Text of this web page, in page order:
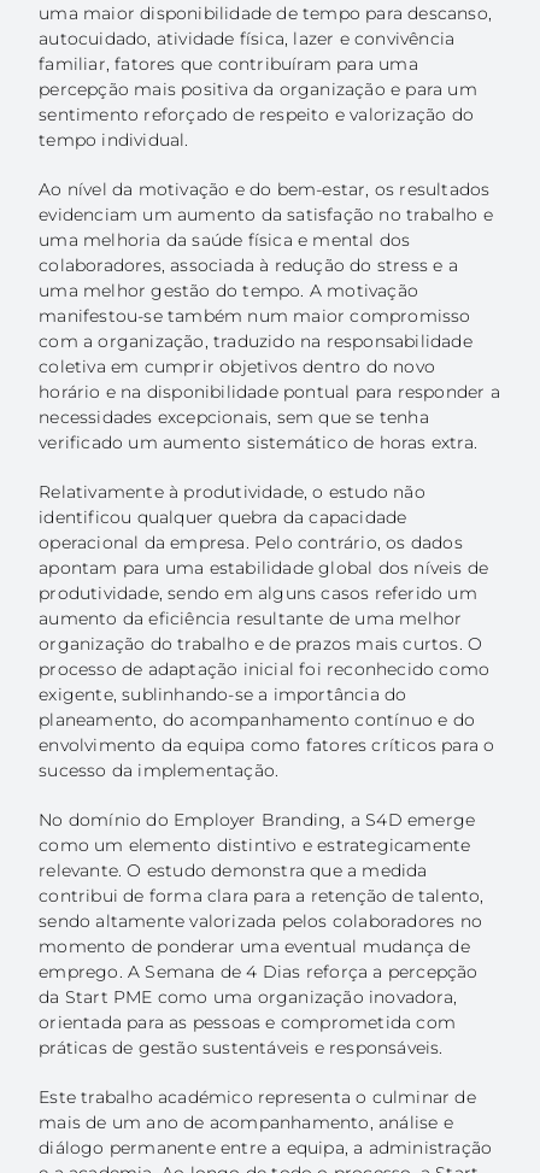
uma maior disponibilidade de tempo para descanso,
autocuidado, atividade física, lazer e convivência
familiar, fatores que contribuíram para uma
percepção mais positiva da organização e para um
sentimento reforçado de respeito e valorização do
tempo individual.
Ao nível da motivação e do bem-estar, os resultados
evidenciam um aumento da satisfação no trabalho e
uma melhoria da saúde física e mental dos
colaboradores, associada à redução do stress e a
uma melhor gestão do tempo. A motivação
manifestou-se também num maior compromisso
com a organização, traduzido na responsabilidade
coletiva em cumprir objetivos dentro do novo
horário e na disponibilidade pontual para responder a
necessidades excepcionais, sem que se tenha
verificado um aumento sistemático de horas extra.
Relativamente à produtividade, o estudo não
identificou qualquer quebra da capacidade
operacional da empresa. Pelo contrário, os dados
apontam para uma estabilidade global dos níveis de
produtividade, sendo em alguns casos referido um
aumento da eficiência resultante de uma melhor
organização do trabalho e de prazos mais curtos. O
processo de adaptação inicial foi reconhecido como
exigente, sublinhando-se a importância do
planeamento, do acompanhamento contínuo e do
envolvimento da equipa como fatores críticos para o
sucesso da implementação.
No domínio do Employer Branding, a S4D emerge
como um elemento distintivo e estrategicamente
relevante. O estudo demonstra que a medida
contribui de forma clara para a retenção de talento,
sendo altamente valorizada pelos colaboradores no
momento de ponderar uma eventual mudança de
emprego. A Semana de 4 Dias reforça a percepção
da Start PME como uma organização inovadora,
orientada para as pessoas e comprometida com
práticas de gestão sustentáveis e responsáveis.
Este trabalho académico representa o culminar de
mais de um ano de acompanhamento, análise e
diálogo permanente entre a equipa, a administração